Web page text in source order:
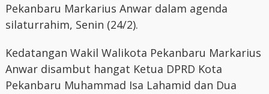
Pekanbaru Markarius Anwar dalam agenda
silaturrahim, Senin (24/2).
Kedatangan Wakil Walikota Pekanbaru Markarius
Anwar disambut hangat Ketua DPRD Kota
Pekanbaru Muhammad Isa Lahamid dan Dua